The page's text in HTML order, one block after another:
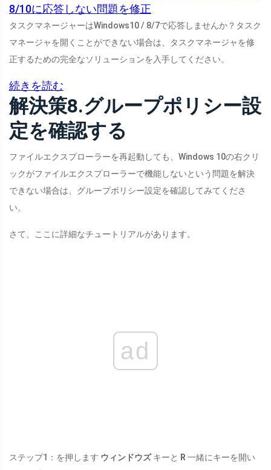
8/10に応答しない問題を修正
タスクマネージャーはWindows10 / 8/7で応答しませんか？タスク
マネージャを開くことができない場合は、タスクマネージャを修
正するための完全なソリューションを入手してください。
続きを読む
解決策8.グループポリシー設
定を確認する
ファイルエクスプローラーを再起動しても、Windows 10の右クリ
ックがファイルエクスプローラーで機能しないという問題を解決
できない場合は、グループポリシー設定を確認してみてくださ
い。
さて、ここに詳細なチュートリアルがあります。
ad
ステップ1：を押します ウィンドウズキーと R一緒にキーを開い